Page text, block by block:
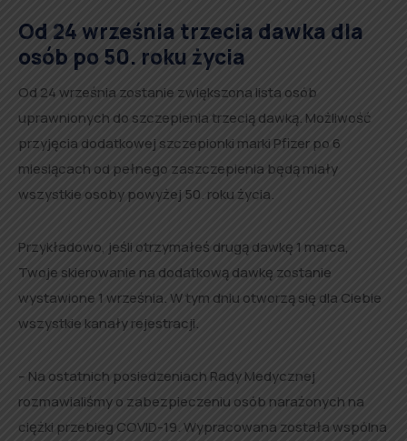
Od 24 września trzecia dawka dla
osób po 50. roku życia
Od 24 września zostanie zwiększona lista osób
uprawnionych do szczepienia trzecią dawką. Możliwość
przyjęcia dodatkowej szczepionki marki Pfizer po 6
miesiącach od pełnego zaszczepienia będą miały
wszystkie osoby powyżej 50. roku życia.
Przykładowo, jeśli otrzymałeś drugą dawkę 1 marca,
Twoje skierowanie na dodatkową dawkę zostanie
wystawione 1 września. W tym dniu otworzą się dla Ciebie
wszystkie kanały rejestracji.
– Na ostatnich posiedzeniach Rady Medycznej
rozmawialiśmy o zabezpieczeniu osób narażonych na
ciężki przebieg COVID-19. Wypracowana została wspólna